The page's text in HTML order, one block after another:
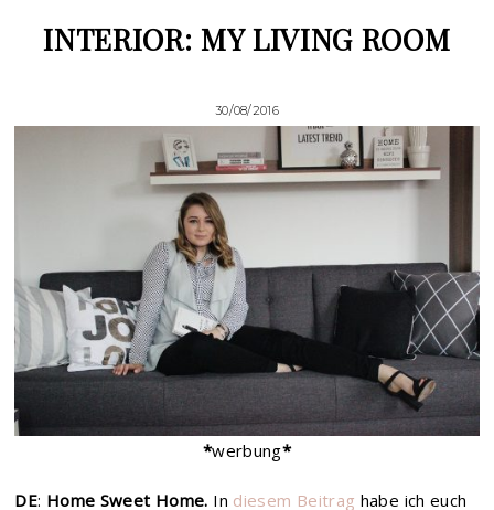
INTERIOR: MY LIVING ROOM
30/08/2016
*werbung*
DE: Home Sweet Home. In diesem Beitrag habe ich euch